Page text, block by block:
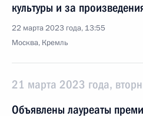
культуры и за
22 марта 2023 года, 13:55
Москва, Кремль
21 марта 2023 года,
Объявлены лауреаты